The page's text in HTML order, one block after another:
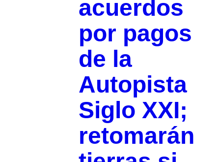
acuerdos
por pagos
de la
Autopista
Siglo XXI;
retomarán